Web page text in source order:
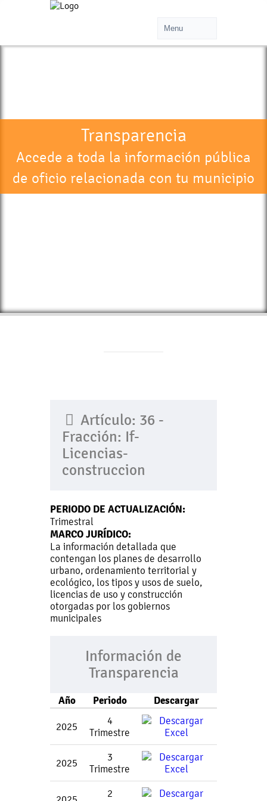
Transparencia
Accede a toda la información pública
de oficio relacionada con tu municipio
Artículo: 36 -
Fracción: If-
Licencias-
construccion
PERIODO DE ACTUALIZACIÓN:
Trimestral
MARCO JURÍDICO:
La información detallada que
contengan los planes de desarrollo
urbano, ordenamiento territorial y
ecológico, los tipos y usos de suelo,
licencias de uso y construcción
otorgadas por los gobiernos
municipales
Información de
Transparencia
Año Periodo Descargar
2025
4
Trimestre
2025
3
Trimestre
2